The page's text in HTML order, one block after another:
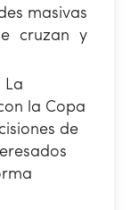
masivas
cruzan y
La
la Copa
de